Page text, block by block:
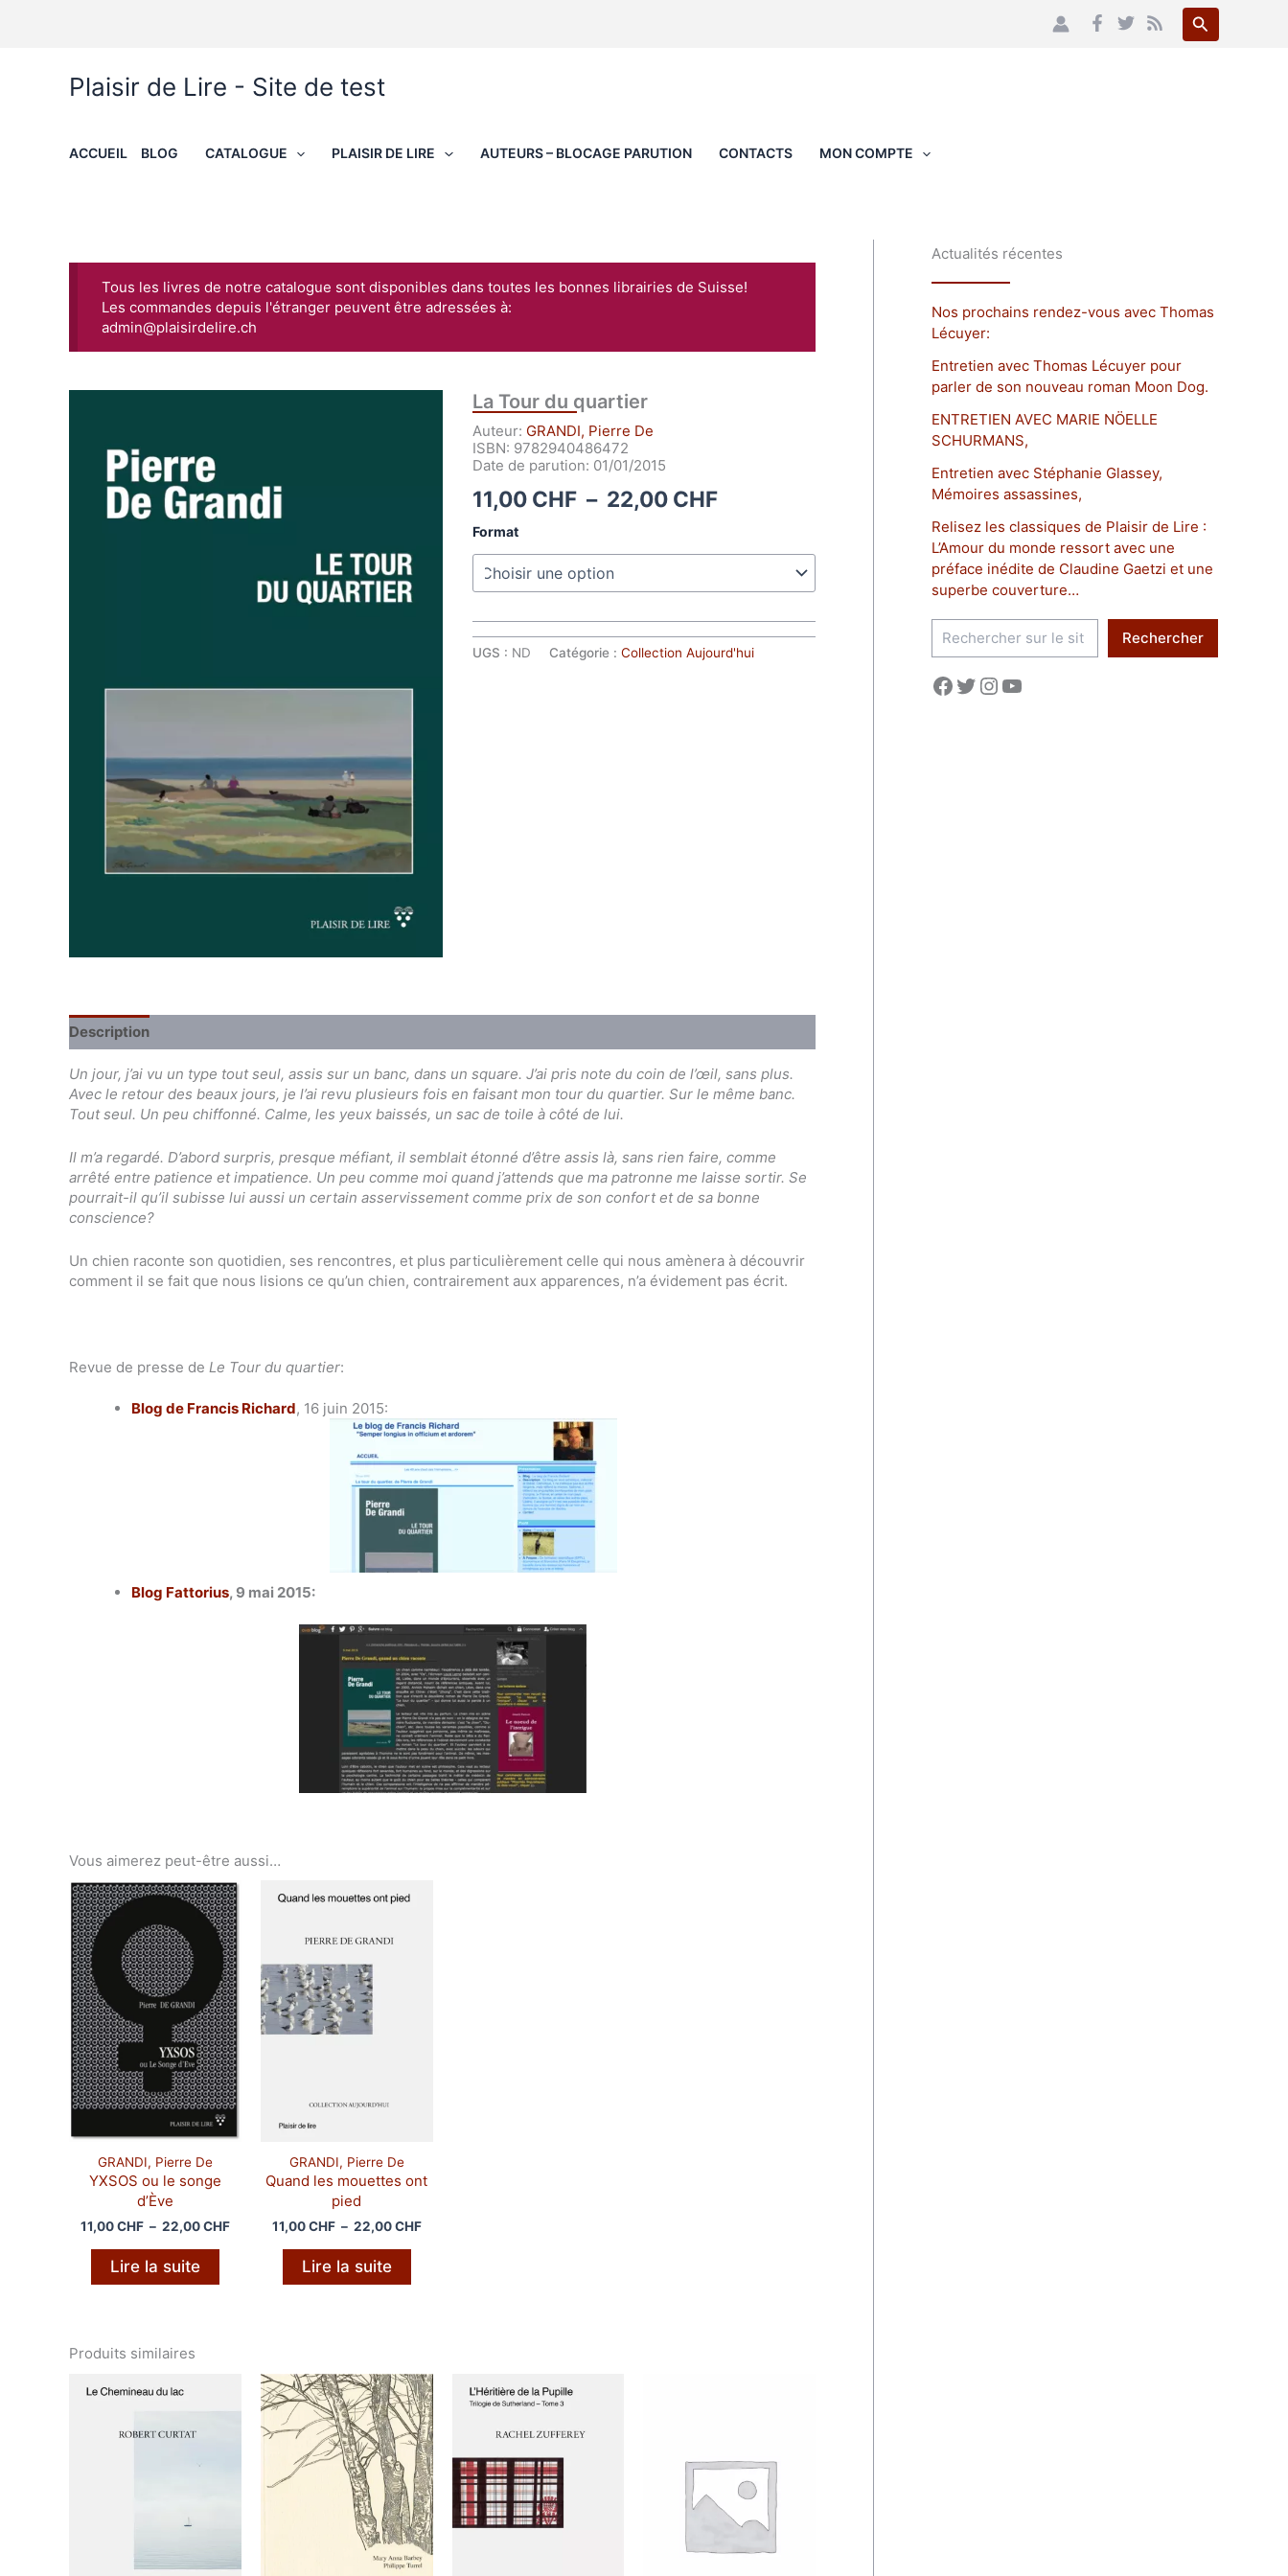
Plaisir de Lire - Site de test
ACCUEIL BLOG CATALOGUE PLAISIR DE LIRE AUTEURS – BLOCAGE PARUTION CONTACTS MON COMPTE
Tous les livres de notre catalogue sont disponibles dans toutes les bonnes librairies de Suisse!
Les commandes depuis l'étranger peuvent être adressées à:
admin@plaisirdelire.ch
La Tour du quartier
Auteur: GRANDI, Pierre De
ISBN: 9782940486472
Date de parution: 01/01/2015
11,00 CHF – 22,00 CHFPlage
prix :
11,00 CHF
à
22,00 CHF
Format
UGS : ND Catégorie : Collection Aujourd'hui
Description
Un jour, j’ai vu un type tout seul, assis sur un banc, dans un square. J’ai pris note du coin de l’œil, sans plus.
Avec le retour des beaux jours, je l’ai revu plusieurs fois en faisant mon tour du quartier. Sur le même banc.
Tout seul. Un peu chiffonné. Calme, les yeux baissés, un sac de toile à côté de lui.
Il m’a regardé. D’abord surpris, presque méfiant, il semblait étonné d’être assis là, sans rien faire, comme
arrêté entre patience et impatience. Un peu comme moi quand j’attends que ma patronne me laisse sortir. Se
pourrait-il qu’il subisse lui aussi un certain asservissement comme prix de son confort et de sa bonne
conscience?
Un chien raconte son quotidien, ses rencontres, et plus particulièrement celle qui nous amènera à découvrir
comment il se fait que nous lisions ce qu’un chien, contrairement aux apparences, n’a évidement pas écrit.
Revue de presse de Le Tour du quartier:
Blog de Francis Richard, 16 juin 2015:
Blog Fattorius, 9 mai 2015:
Vous aimerez peut-être aussi…
GRANDI, Pierre De
YXSOS ou le songe
d’Ève
11,00CHF – 22,00CHFPlage
Lire la suite
GRANDI, Pierre De
Quand les mouettes ont
pied
11,00CHF – 22,00CHFPlage
Lire la suite
Produits similaires
Actualités récentes
Nos prochains rendez-vous avec Thomas
Lécuyer:
Entretien avec Thomas Lécuyer pour
parler de son nouveau roman Moon Dog.
ENTRETIEN AVEC MARIE NÖELLE
SCHURMANS,
Entretien avec Stéphanie Glassey,
Mémoires assassines,
Relisez les classiques de Plaisir de Lire :
L’Amour du monde ressort avec une
préface inédite de Claudine Gaetzi et une
superbe couverture…
h
Rechercher
Facebook Twitter Instagram YouTube